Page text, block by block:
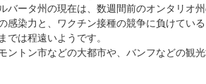
バータ州の現在は、数週間前のオンタリオ
感染力と、ワクチン接種の競争に負けてい
では程遠いようです。
ントン市などの大都市や、バンフなどの観